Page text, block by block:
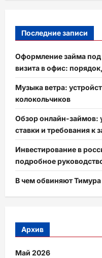
Последние записи
Оформление займа под
визита в офис:
Музыка ветра:
колокольчиков
Обзор онлайн-займов:
ставки и требования к
Инвестирование в
подробное
В чем обвиняют Тимура
Архив
Май 2026